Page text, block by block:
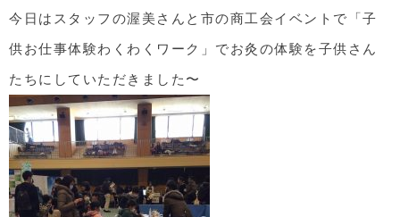
今日はスタッフの渥美さんと市の商工会イベントで「子
供お仕事体験わくわくワーク」でお灸の体験を子供さん
たちにしていただきました〜